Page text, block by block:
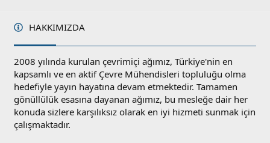
HAKKIMIZDA
2008 yılında kurulan çevrimiçi ağımız, Türkiye'nin en
kapsamlı ve en aktif Çevre Mühendisleri topluluğu olma
hedefiyle yayın hayatına devam etmektedir. Tamamen
gönüllülük esasına dayanan ağımız, bu mesleğe dair her
konuda sizlere karşılıksız olarak en iyi hizmeti sunmak için
çalışmaktadır.